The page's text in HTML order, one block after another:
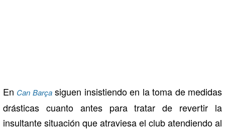
En Can Barçasiguen insistiendo en la toma de medidas
drásticas cuanto antes para tratar de revertir la
insultante situación que atraviesa el club atendiendo al